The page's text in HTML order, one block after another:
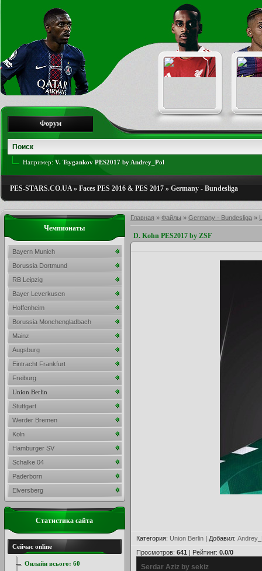
Форум
Например: V. Tsygankov PES2017 by Andrey_Pol
PES-STARS.CO.UA» Faces PES 2016 & PES 2017 » Germany - Bundesliga
Главная » Файлы » Germany - Bundesliga »
D. Kohn PES2017 by ZSF
Категория: Union Berlin | Добавил:
Просмотров: 641 | Рейтинг: 0.0/0
Serdar Aziz by sekiz
Чемпионаты
Bayern Munich
Borussia Dortmund
RB Leipzig
Bayer Leverkusen
Hoffenheim
Borussia Monchengladbach
Mainz
Augsburg
Eintracht Frankfurt
Freiburg
Union Berlin
Stuttgart
Werder Bremen
Köln
Hamburger SV
Schalke 04
Paderborn
Elversberg
Статистика сайта
Сейчас online
Онлайн всього: 60